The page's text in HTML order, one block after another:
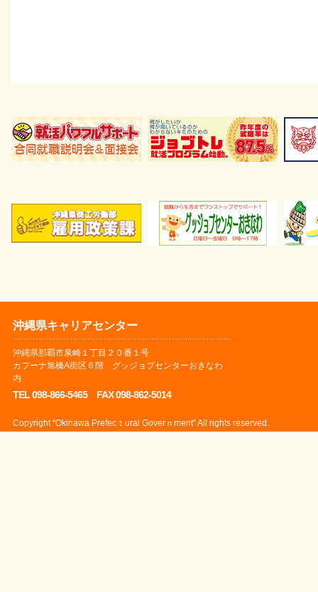
沖縄県キャリアセンター
沖縄県那覇市泉崎１丁目２０番１号
カフーナ旭橋A街区６階 グッジョブセンターおきなわ
内
TEL 098-866-5465 FAX 098-862-5014
Copyright “Okinawa Prefecｔural Goverｎment” All rights reserved.